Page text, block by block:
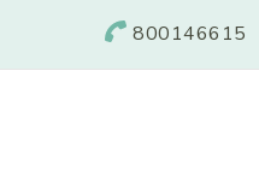
800146615